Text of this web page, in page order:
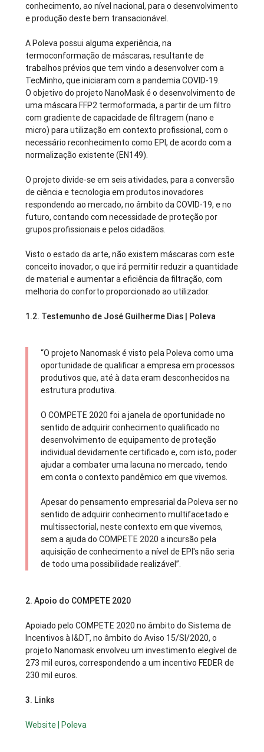
conhecimento, ao nível nacional, para o desenvolvimento
e produção deste bem transacionável.
A Poleva possui alguma experiência, na
termoconformação de máscaras, resultante de
trabalhos prévios que tem vindo a desenvolver com a
TecMinho, que iniciaram com a pandemia COVID-19.
O objetivo do projeto NanoMask é o desenvolvimento de
uma máscara FFP2 termoformada, a partir de um filtro
com gradiente de capacidade de filtragem (nano e
micro) para utilização em contexto profissional, com o
necessário reconhecimento como EPI, de acordo com a
normalização existente (EN149).
O projeto divide-se em seis atividades, para a conversão
de ciência e tecnologia em produtos inovadores
respondendo ao mercado, no âmbito da COVID-19, e no
futuro, contando com necessidade de proteção por
grupos profissionais e pelos cidadãos.
Visto o estado da arte, não existem máscaras com este
conceito inovador, o que irá permitir reduzir a quantidade
de material e aumentar a eficiência da filtração, com
melhoria do conforto proporcionado ao utilizador.
1.2. Testemunho de José Guilherme Dias | Poleva
“O projeto Nanomask é visto pela Poleva como uma
oportunidade de qualificar a empresa em processos
produtivos que, até à data eram desconhecidos na
estrutura produtiva.
O COMPETE 2020 foi a janela de oportunidade no
sentido de adquirir conhecimento qualificado no
desenvolvimento de equipamento de proteção
individual devidamente certificado e, com isto, poder
ajudar a combater uma lacuna no mercado, tendo
em conta o contexto pandêmico em que vivemos.
Apesar do pensamento empresarial da Poleva ser no
sentido de adquirir conhecimento multifacetado e
multissectorial, neste contexto em que vivemos,
sem a ajuda do COMPETE 2020 a incursão pela
aquisição de conhecimento a nível de EPI's não seria
de todo uma possibilidade realizável”.
2. Apoio do COMPETE 2020
Apoiado pelo COMPETE 2020 no âmbito do Sistema de
Incentivos à I&DT, no âmbito do Aviso 15/SI/2020, o
projeto Nanomask envolveu um investimento elegível de
273 mil euros, correspondendo a um incentivo FEDER de
230 mil euros.
3. Links
Website | Poleva